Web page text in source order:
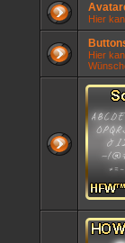
Hier
Hier